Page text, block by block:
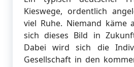
Kieswege, ordentlich
viel Ruhe. Niemand käme
sich dieses Bild in
Dabei wird sich die
Gesellschaft in den